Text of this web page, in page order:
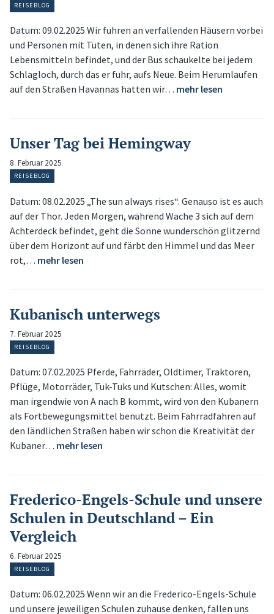
REISEBLOG
Datum: 09.02.2025 Wir fuhren an verfallenden Häusern vorbei
und Personen mit Tüten, in denen sich ihre Ration
Lebensmitteln befindet, und der Bus schaukelte bei jedem
Schlagloch, durch das er fuhr, aufs Neue. Beim Herumlaufen
auf den Straßen Havannas hatten wir… mehr lesen
Unser Tag bei Hemingway
8. Februar 2025
REISEBLOG
Datum: 08.02.2025 „The sun always rises“. Genauso ist es auch
auf der Thor. Jeden Morgen, während Wache 3 sich auf dem
Achterdeck befindet, geht die Sonne wunderschön glitzernd
über dem Horizont auf und färbt den Himmel und das Meer
rot,… mehr lesen
Kubanisch unterwegs
7. Februar 2025
REISEBLOG
Datum: 07.02.2025 Pferde, Fahrräder, Oldtimer, Traktoren,
Pflüge, Motorräder, Tuk-Tuks und Kutschen: Alles, womit
man irgendwie von A nach B kommt, wird von den Kubanern
als Fortbewegungsmittel benutzt. Beim Fahrradfahren auf
den ländlichen Straßen haben wir schon die Kreativität der
Kubaner… mehr lesen
Frederico-Engels-Schule und unsere
Schulen in Deutschland – Ein
Vergleich
6. Februar 2025
REISEBLOG
Datum: 06.02.2025 Wenn wir an die Frederico-Engels-Schule
und unsere jeweiligen Schulen zuhause denken, fallen uns